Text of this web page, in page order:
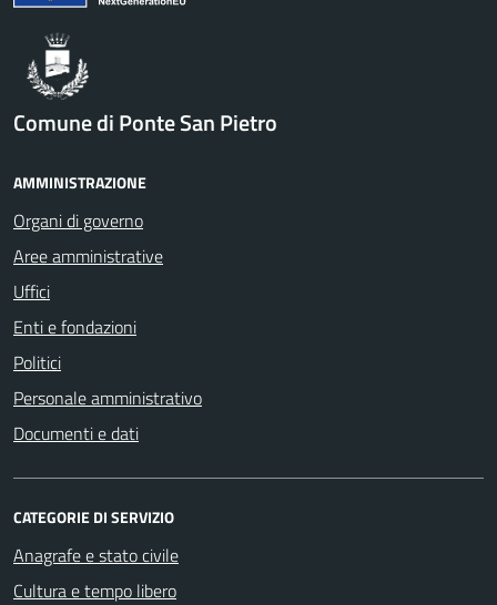
Comune di Ponte San Pietro
AMMINISTRAZIONE
Organi di governo
Aree amministrative
Uffici
Enti e fondazioni
Politici
Personale amministrativo
Documenti e dati
CATEGORIE DI SERVIZIO
Anagrafe e stato civile
Cultura e tempo libero